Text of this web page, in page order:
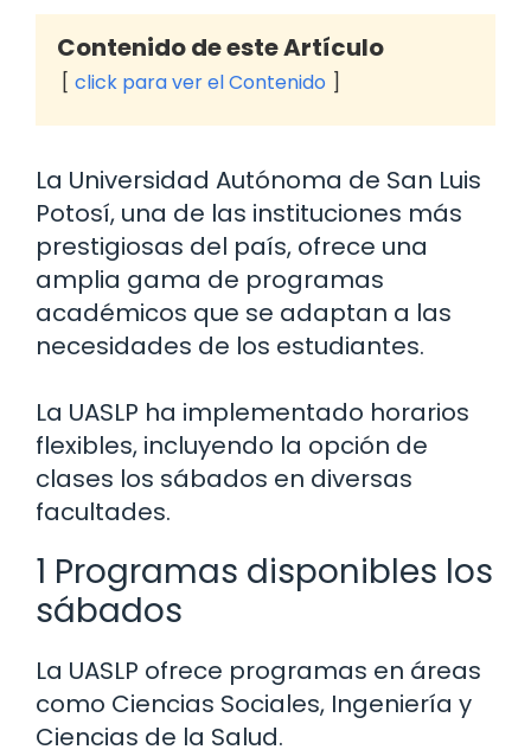
Contenido de este Artículo
click para ver el Contenido
La Universidad Autónoma de San Luis
Potosí, una de las instituciones más
prestigiosas del país, ofrece una
amplia gama de programas
académicos que se adaptan a las
necesidades de los estudiantes.
La UASLP ha implementado horarios
flexibles, incluyendo la opción de
clases los sábados en diversas
facultades.
1 Programas disponibles los
sábados
La UASLP ofrece programas en áreas
como Ciencias Sociales, Ingeniería y
Ciencias de la Salud.